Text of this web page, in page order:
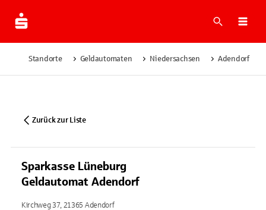
Suche
Standorte Geldautomaten Niedersachsen Adendorf
Zurück zur Liste
Sparkasse Lüneburg
Geldautomat Adendorf
Kirchweg 37, 21365 Adendorf